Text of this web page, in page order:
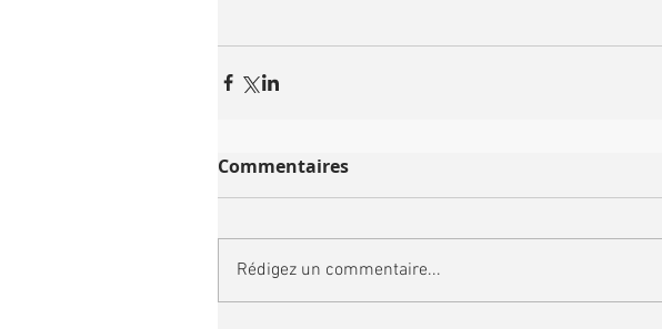
Commentaires
Rédigez un commentaire...